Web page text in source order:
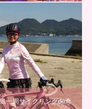
一周サイクリングde奇